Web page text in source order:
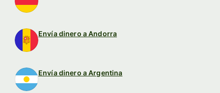
Envía dinero a Andorra
Envía dinero a Argentina